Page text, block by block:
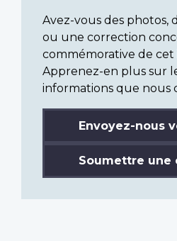
Avez-vous des photos,
ou une correction
commémorative de cet
Apprenez-en plus sur
informations que nous
Envoyez-nous
Soumettre une